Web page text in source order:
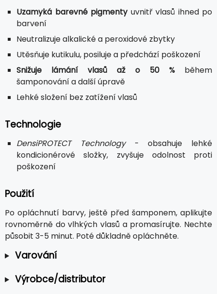
Uzamyká barevné pigmentyuvnitř vlasů ihned po
barvení
Neutralizuje alkalické a peroxidové zbytky
Utěsňuje kutikulu, posiluje a předchází poškození
Snižuje lámání vlasů až o 50 % během
šamponování a další úpravě
Lehké složení bez zatížení vlasů
Technologie
DensiPROTECT Technology- obsahuje lehké
kondicionérové složky, zvyšuje odolnost proti
poškození
Použití
Po opláchnutí barvy, ještě před šamponem, aplikujte
rovnoměrně do vlhkých vlasů a promasírujte. Nechte
působit 3-5 minut. Poté důkladně opláchněte.
Varování
Výrobce/distributor